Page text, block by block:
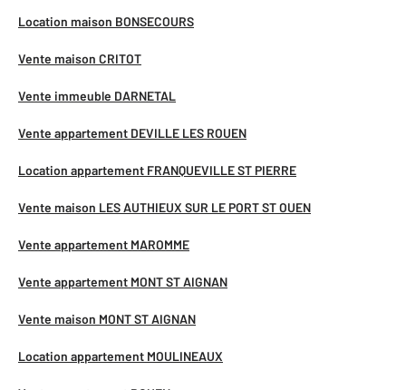
Location maison BONSECOURS
Vente maison CRITOT
Vente immeuble DARNETAL
Vente appartement DEVILLE LES ROUEN
Location appartement FRANQUEVILLE ST PIERRE
Vente maison LES AUTHIEUX SUR LE PORT ST OUEN
Vente appartement MAROMME
Vente appartement MONT ST AIGNAN
Vente maison MONT ST AIGNAN
Location appartement MOULINEAUX